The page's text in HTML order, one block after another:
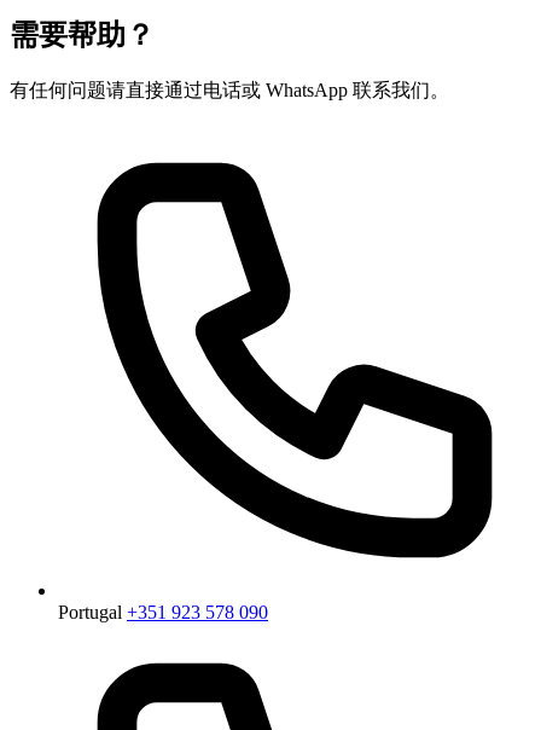
需要帮助？
有任何问题请直接通过电话或 WhatsApp 联系我们。
Portugal +351 923 578 090